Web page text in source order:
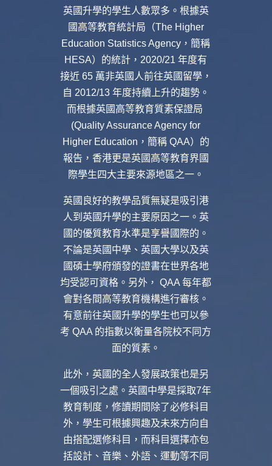
英國升學的學生人數眾多。根據英
國高等教育統計局（The Higher
Education Statistics Agency，簡稱
HESA）的統計，2020/21 年度有
接近 65 萬非英國人前往英國留學，
自 2012/13 年度持續上升的趨勢。
而根據英國高等教育質素保證局
(Quality Assurance Agency for
Higher Education，簡稱 QAA）的
報告，香港更是英國高等教育界國
際學生四大主要來源地區之一。
英國良好的教學品質無疑是吸引港
人到英國升學的主要原因之一。英
國的優質教育水準是享譽國際的。
不論是英國中學、英國大學以及英
國碩士學府頒發的證書在世界各地
均受認可資格。另外， QAA 每年都
會對各間高等教育機構進行審核。
有意前往英國升學的學生也可以參
考 QAA 的指數以衡量各院校不同方
面的質素。
此外，英國的全人發展政策也是另
一個吸引之處。英國中學是採取7年
教育制度，修讀期間除了必修科目
外，學生可根據興趣及未來方向自
由搭配選修科目，而科目選擇亦包
括設計、音樂、外語、運動等不同